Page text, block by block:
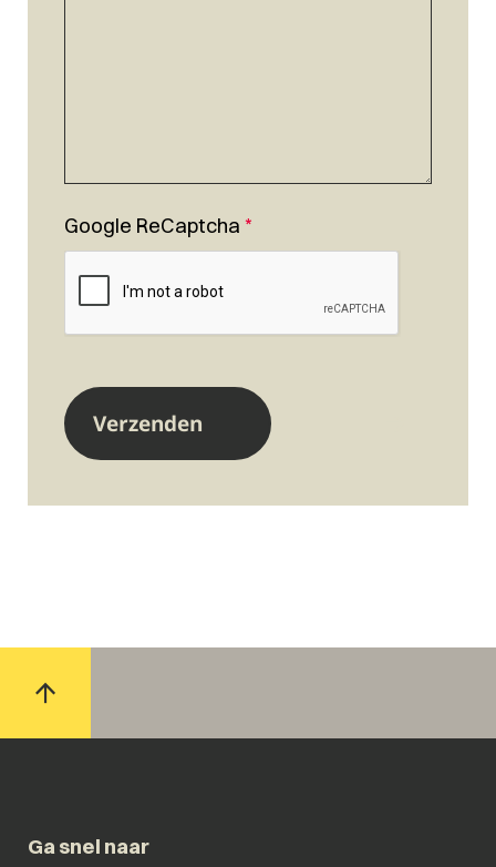
Google ReCaptcha *
Ga snel naar